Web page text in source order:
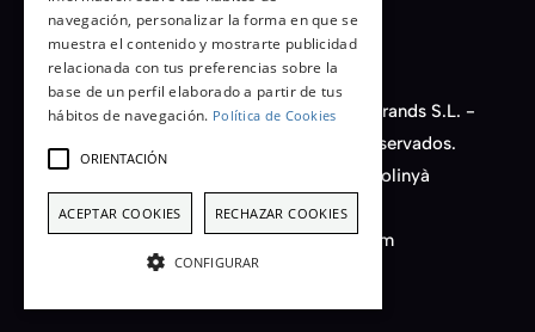
Política de privacidad
Cookies
© 2026 - AFB Motorsport - Auto Fashion Brands S.L. -
CIF nº B-66450149. Todos los derechos reservados.
C/ Santiago Rusiñol, 14, Nave D11 - 08213 Polinyà
(Barcelona) Spain
+34 933 222 613 - info@afbmotorsport.com
navegación, personalizar la forma en que se
muestra el contenido y mostrarte publicidad
relacionada con tus preferencias sobre la
base de un perfil elaborado a partir de tus
hábitos de navegación. Política de Cookies
ORIENTACIÓN
ACEPTAR COOKIES RECHAZAR COOKIES
CONFIGURAR